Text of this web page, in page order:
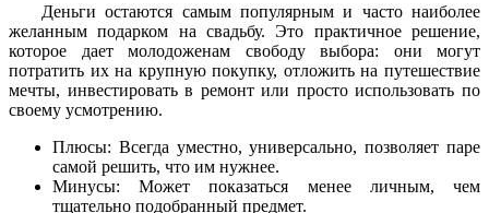
Деньги остаются самым популярным и часто наиболее
желанным подарком на свадьбу. Это практичное решение,
которое дает молодоженам свободу выбора: они могут
потратить их на крупную покупку, отложить на путешествие
мечты, инвестировать в ремонт или просто использовать по
своему усмотрению.
Плюсы: Всегда уместно, универсально, позволяет паре
самой решить, что им нужнее.
Минусы: Может показаться менее личным, чем
тщательно подобранный предмет.